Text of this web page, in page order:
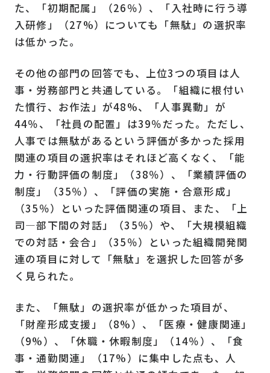
た、「初期配属」（26％）、「入社時に行う導
入研修」（27%）についても「無駄」の選択率
は低かった。
その他の部門の回答でも、上位3つの項目は人
事・労務部門と共通している。「組織に根付い
た慣行、お作法」が48%、「人事異動」が
44％、「社員の配置」は39％だった。ただし、
人事では無駄があるという評価が多かった採用
関連の項目の選択率はそれほど高くなく、「能
力・行動評価の制度」（38％）、「業績評価の
制度」（35％）、「評価の実施・合意形成」
（35％）といった評価関連の項目、また、「上
司―部下間の対話」（35％）や、「大規模組織
での対話・会合」（35％）といった組織開発関
連の項目に対して「無駄」を選択した回答が多
く見られた。
また、「無駄」の選択率が低かった項目が、
「財産形成支援」（8%）、「医療・健康関連」
（9%）、「休職・休暇制度」（14％）、「食
事・通勤関連」（17%）に集中した点も、人